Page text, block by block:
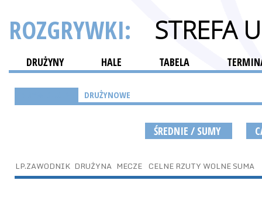
ROZGRYWKI: STREFA
DRUŻYNY HALE TABELA
DRUŻYNOWE
ŚREDNIE / SUMY
LP.ZAWODNIK DRUŻYNA MECZE CELNE RZUTY WOLNE SUMA